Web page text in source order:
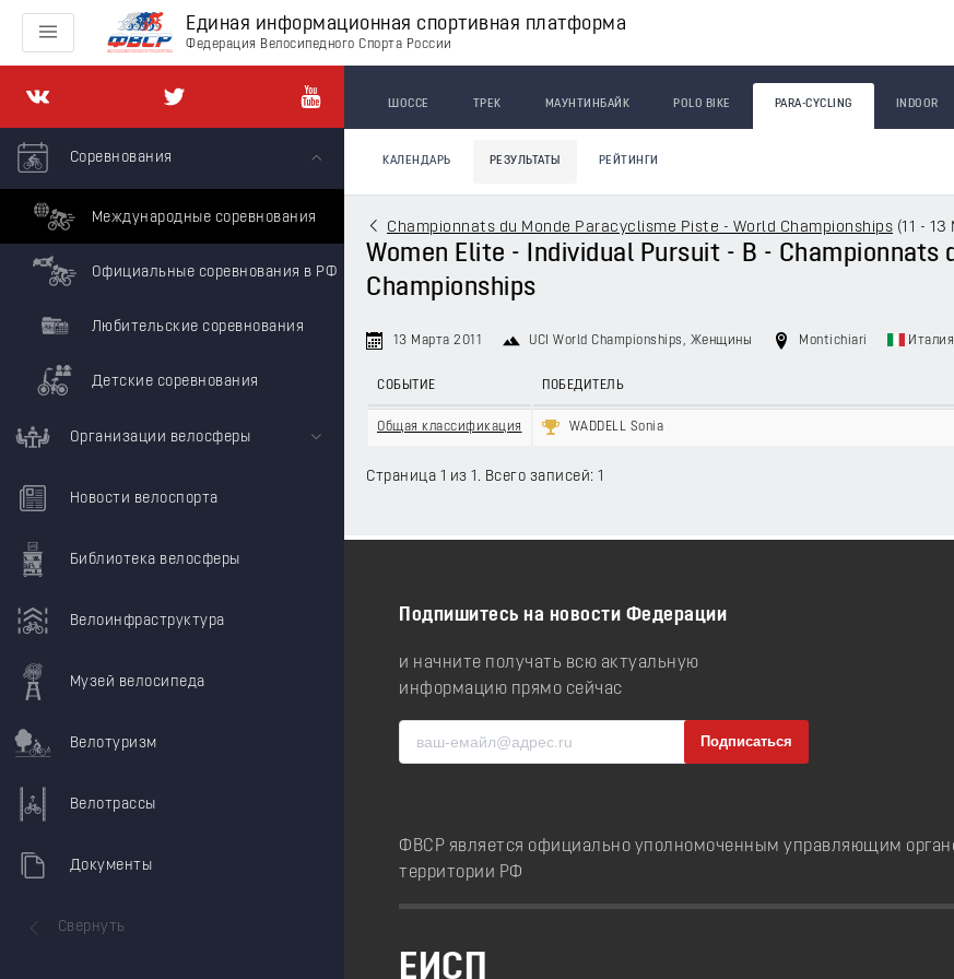
Единая информационная спортивная платформа
Федерация Велосипедного Спорта России
Соревнования
Международные соревнования
Официальные соревнования в РФ
Любительские соревнования
Детские соревнования
Организации велосферы
Новости велоспорта
Библиотека велосферы
Велоинфраструктура
Музей велосипеда
Велотуризм
Велотрассы
Документы
Свернуть
ШОССЕ ТРЕК МАУНТИНБАЙК POLO BIKE PARA-CYCLING INDOOR
КАЛЕНДАРЬ РЕЗУЛЬТАТЫ РЕЙТИНГИ
Championnats du Monde Paracyclisme Piste - World Championships (11 - 13
Women Elite - Individual Pursuit - B - Championnats
Championships
13 Марта 2011 UCI World Championships , Женщины Montichiari Италия
СОБЫТИЕ ПОБЕДИТЕЛЬ
Общая классификация WADDELL Sonia
Страница 1 из 1. Всего записей: 1
Подпишитесь на новости Федерации
и начните получать всю актуальную
информацию прямо сейчас
ФВСР является официально уполномоченным управляющим
территории РФ
ЕИСП